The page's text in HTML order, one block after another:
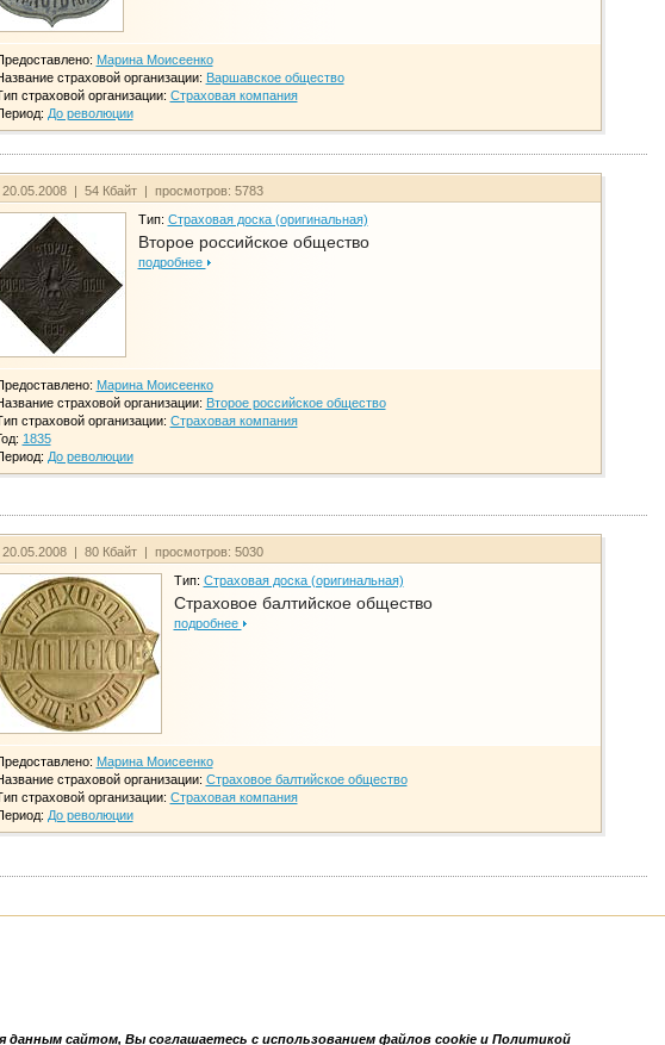
Марина Моисеенко
страховой организации: Варшавское общество
страховой организации: Страховая компания
До революции
20.05.2008 | 54 Кбайт | просмотров: 5783
Тип: Страховая доска (оригинальная)
Второе российское общество
подробнее
Марина Моисеенко
страховой организации: Второе российское общество
страховой организации: Страховая компания
1835
До революции
20.05.2008 | 80 Кбайт | просмотров: 5030
Тип: Страховая доска (оригинальная)
Страховое балтийское общество
подробнее
Марина Моисеенко
страховой организации: Страховое балтийское общество
страховой организации: Страховая компания
До революции
сайтом, Вы соглашаетесь с использованием файлов cookie и Политикой